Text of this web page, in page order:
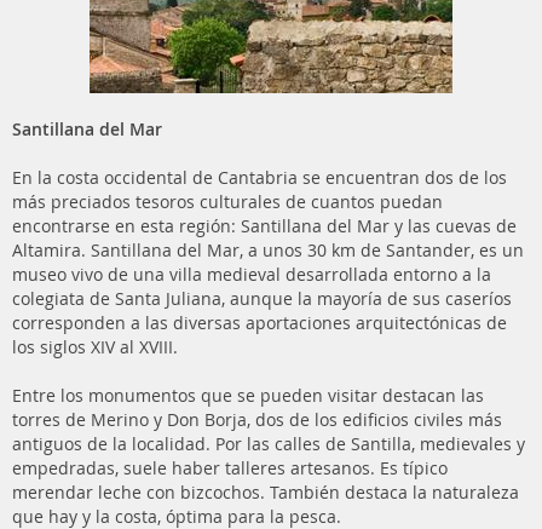
Santillana del Mar
En la costa occidental de Cantabria se encuentran dos de los
más preciados tesoros culturales de cuantos puedan
encontrarse en esta región: Santillana del Mar y las cuevas de
Altamira. Santillana del Mar, a unos 30 km de Santander, es un
museo vivo de una villa medieval desarrollada entorno a la
colegiata de Santa Juliana, aunque la mayoría de sus caseríos
corresponden a las diversas aportaciones arquitectónicas de
los siglos XIV al XVIII.
Entre los monumentos que se pueden visitar destacan las
torres de Merino y Don Borja, dos de los edificios civiles más
antiguos de la localidad. Por las calles de Santilla, medievales y
empedradas, suele haber talleres artesanos. Es típico
merendar leche con bizcochos. También destaca la naturaleza
que hay y la costa, óptima para la pesca.